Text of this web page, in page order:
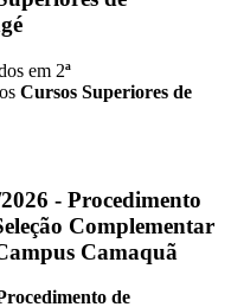
em 2ª
Cursos Superiores de
- Procedimento
Complementar
Camaquã
de